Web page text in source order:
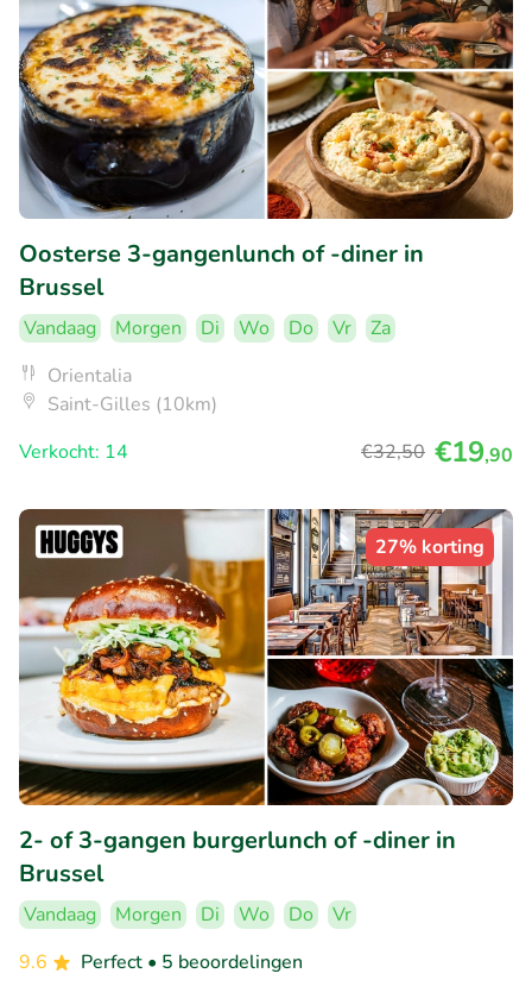
Oosterse 3-gangenlunch of -diner in
Brussel
Vandaag Morgen Di Wo Do Vr
Za
Orientalia
Saint-Gilles (10km)
Verkocht: 14
€32,50 €19,90
27% korting
2- of 3-gangen burgerlunch of -diner in
Brussel
Vandaag Morgen Di Wo Do
Vr
9.6
Perfect • 5 beoordelingen